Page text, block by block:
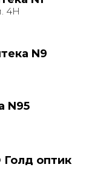
4Н
N9
N95
Голд оптик